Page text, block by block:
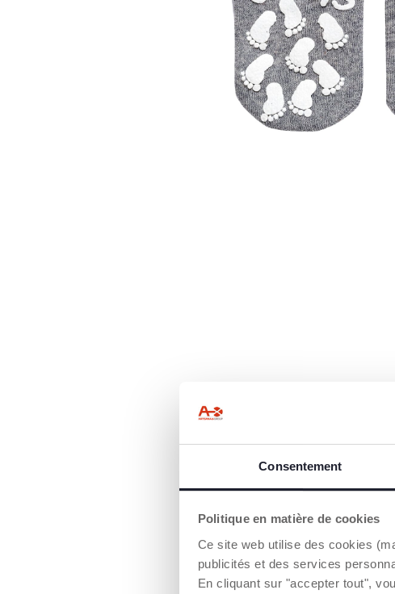
Consentement
Politique en matière de cookies
Ce site web utilise des cookies
publicités et des services
En cliquant sur "accepter tout",